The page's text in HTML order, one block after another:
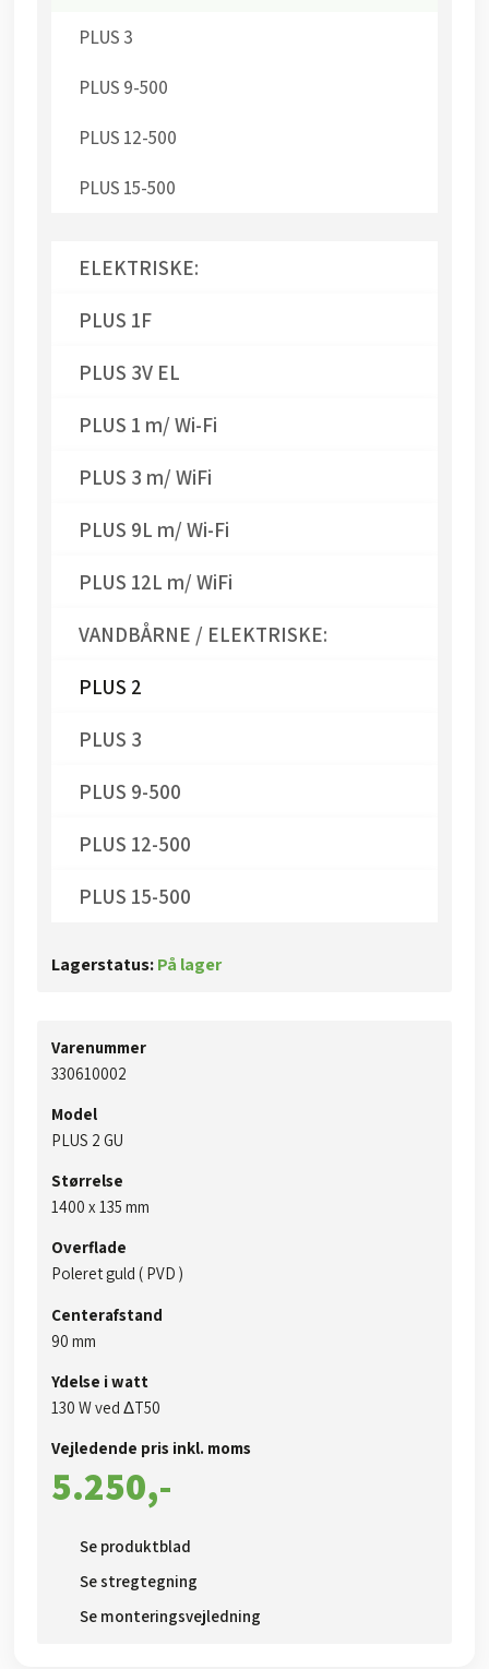
PLUS 3
PLUS 9-500
PLUS 12-500
PLUS 15-500
ELEKTRISKE:
PLUS 1F
PLUS 3V EL
PLUS 1 m/ Wi-Fi
PLUS 3 m/ WiFi
PLUS 9L m/ Wi-Fi
PLUS 12L m/ WiFi
VANDBÅRNE / ELEKTRISKE:
PLUS 2
PLUS 3
PLUS 9-500
PLUS 12-500
PLUS 15-500
Lagerstatus:På lager
Varenummer
330610002
Model
PLUS 2 GU
Størrelse
1400 x 135 mm
Overflade
Poleret guld ( PVD )
Centerafstand
90 mm
Ydelse i watt
130 W ved ΔT50​
Vejledende pris inkl. moms​
5.250,-​
Se produktblad​
Se stregtegning
Se monteringsvejledning